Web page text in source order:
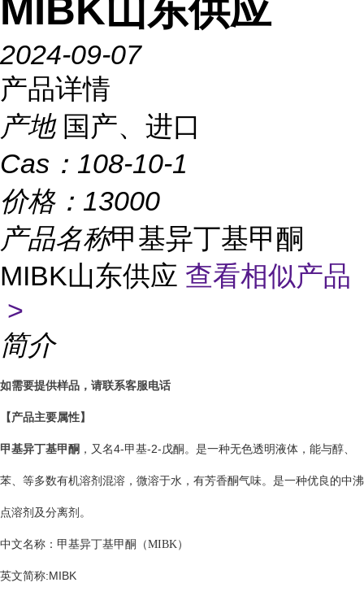
MIBK山东供应
2024-09-07
产品详情
产地 国产、进口
Cas： 108-10-1
价格： 13000
产品名称甲基异丁基甲酮
MIBK山东供应 查看相似产品
>
简介
如需要提供样品，请联系客服电话
【产品主要属性】
甲基异丁基甲酮 ，又名4-甲基-2-戊酮。是一种无色透明液体，能与醇、
苯、等多数有机溶剂混溶，微溶于水，有芳香酮气味。是一种优良的中沸
点溶剂及分离剂。
中文名称：甲基异丁基甲酮 （MIBK）
英文简称:MIBK